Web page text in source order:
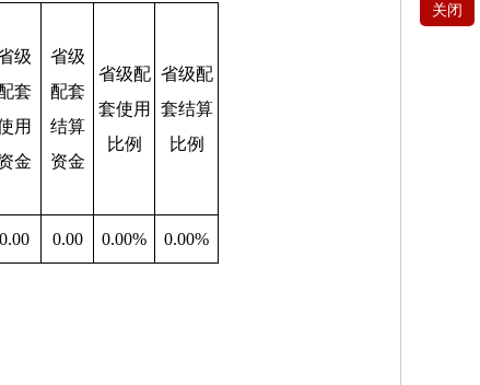
级
套
用
金
省级
配套
结算
资金
省级配
套使用
比例
省级配
套结算
比例
0.00 0.00 0.00% 0.00%
关闭